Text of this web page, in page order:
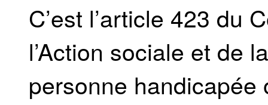
C’est l’article 423 du
l’Action sociale et de
personne